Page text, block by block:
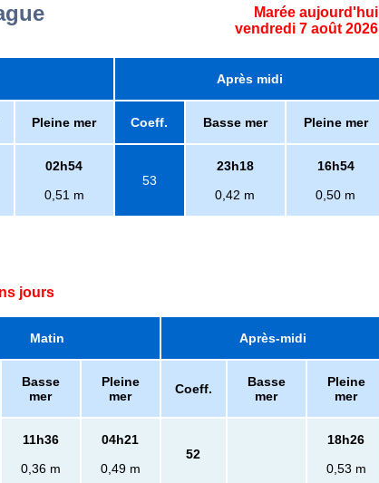
Marée aujourd'hui
vendredi 7 août 2026
Après midi
Pleine mer Coeff. Basse mer Pleine mer
02h54
0,51 m
53
23h18
0,42 m
16h54
0,50 m
jours
Matin Après-midi
Basse
mer
Pleine
mer
Coeff.
Basse
mer
Pleine
mer
11h36
0,36 m
04h21
0,49 m
52
18h26
0,53 m